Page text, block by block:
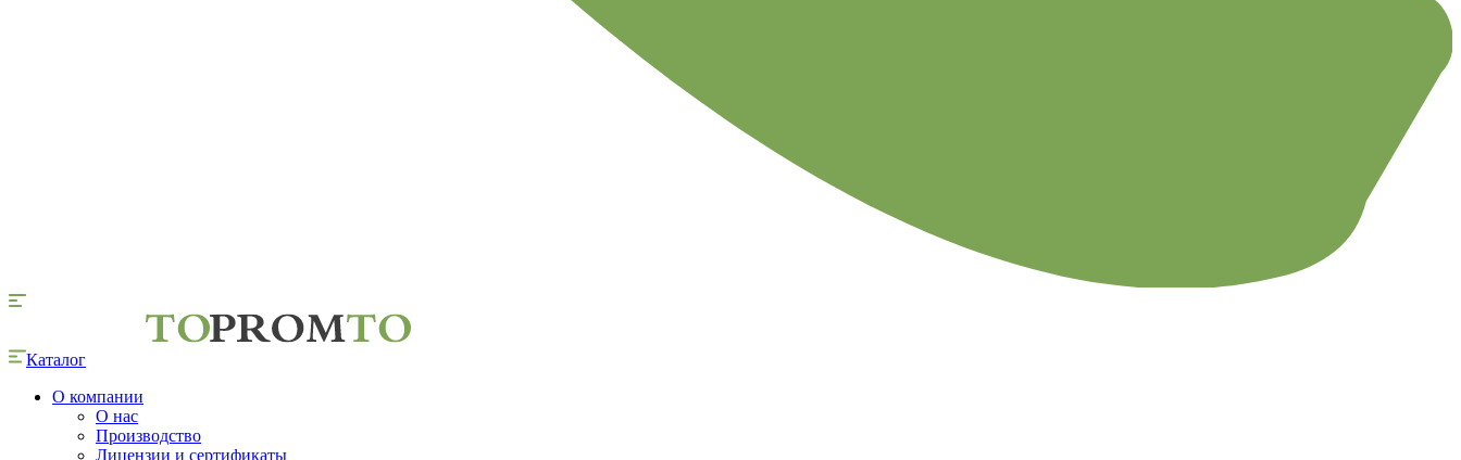
Каталог
О компании
О нас
Производство
Лицензии и сертификаты